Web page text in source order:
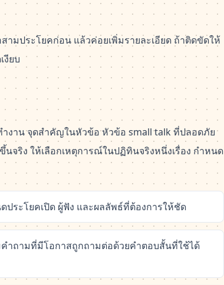
ามประโยคก่อน แล้วค่อยเพิ่มรายละเอียด ถ้าติดขัดให้
งียบ
งาน จุดสำคัญในหัวข้อ หัวข้อ small talk ที่ปลอดภัย
จริง ให้เลือกเหตุการณ์ในปฏิทินจริงหนึ่งเรื่อง กำหนด
ระโยคเปิด ผู้ฟัง และผลลัพธ์ที่ต้องการให้ชัด
ำถามที่มีโอกาสถูกถามต่อด้วยคำตอบสั้นที่ใช้ได้